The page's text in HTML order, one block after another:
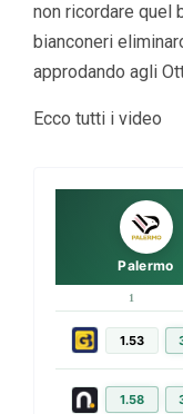
non ricordare quel
bianconeri
approdando agli
Ecco tutti i video
Palermo
1
1.53
1.58